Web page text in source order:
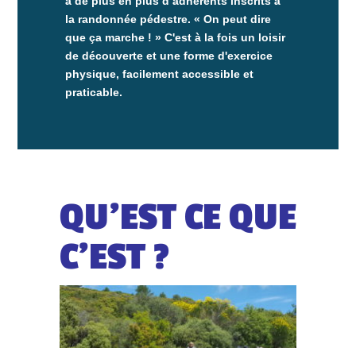
la randonnée pédestre. « On peut dire
que ça marche ! » C'est à la fois un loisir
de découverte et une forme d'exercice
physique, facilement accessible et
praticable.
QU’EST CE QUE
C’EST ?